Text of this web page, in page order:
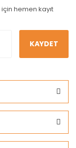
hemen kayıt
KAYDET